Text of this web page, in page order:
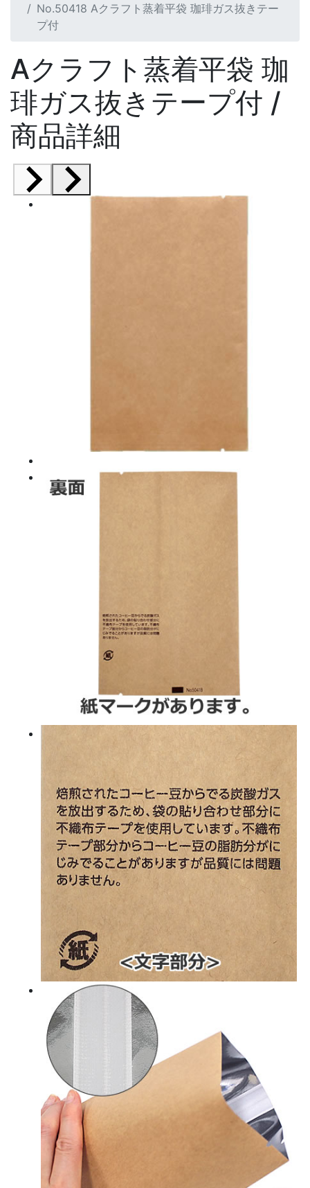
No.50418 Aクラフト蒸着平袋 珈琲ガス抜きテー
プ付
Aクラフト蒸着平袋 珈
琲ガス抜きテープ付 /
商品詳細